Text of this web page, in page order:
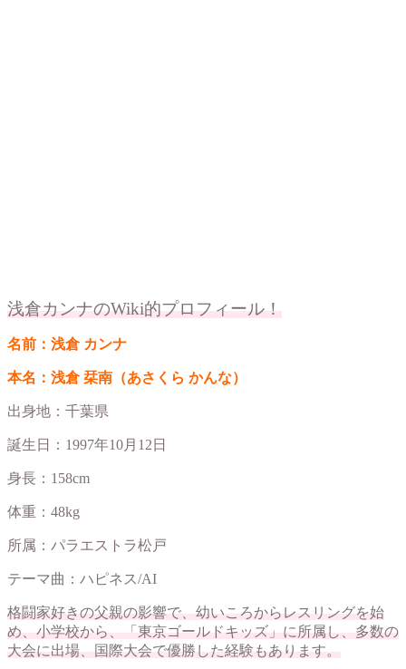
浅倉カンナのWiki的プロフィール！
名前：浅倉 カンナ
本名：浅倉 栞南（あさくら かんな）
出身地：千葉県
誕生日：1997年10月12日
身長：158cm
体重：48kg
所属：パラエストラ松戸
テーマ曲：ハピネス/AI
格闘家好きの父親の影響で、幼いころからレスリングを始
め、小学校から、「東京ゴールドキッズ」に所属し、多数の
大会に出場、国際大会で優勝した経験もあります。